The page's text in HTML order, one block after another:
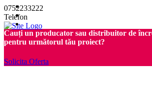
0752233222
Telefon
Cauți un producator sau distribuitor de
pentru următorul tău proiect?
Solicita Oferta